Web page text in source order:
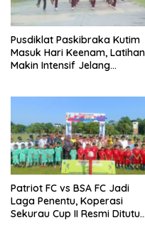
Pusdiklat Paskibraka Kutim
Masuk Hari Keenam, Latihan
Makin Intensif Jelang
Patriot FC vs BSA FC Jadi
Laga Penentu, Koperasi
Sekurau Cup II Resmi Ditutup